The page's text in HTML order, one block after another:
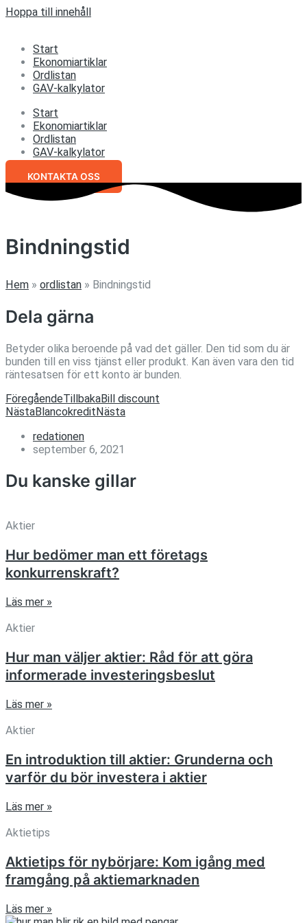
Hoppa till innehåll
Start
Ekonomiartiklar
Ordlistan
GAV-kalkylator
Start
Ekonomiartiklar
Ordlistan
GAV-kalkylator
KONTAKTA OSS
Bindningstid
Hem » ordlistan » Bindningstid
Dela gärna
Betyder olika beroende på vad det gäller. Den tid som du är
bunden till en viss tjänst eller produkt. Kan även vara den tid
räntesatsen för ett konto är bunden.
FöregåendeTillbakaBill discount
NästaBlancokreditNästa
redationen
september 6, 2021
Du kanske gillar
Aktier
Hur bedömer man ett företags
konkurrenskraft?
Läs mer »
Aktier
Hur man väljer aktier: Råd för att göra
informerade investeringsbeslut
Läs mer »
Aktier
En introduktion till aktier: Grunderna och
varför du bör investera i aktier
Läs mer »
Aktietips
Aktietips för nybörjare: Kom igång med
framgång på aktiemarknaden
Läs mer »